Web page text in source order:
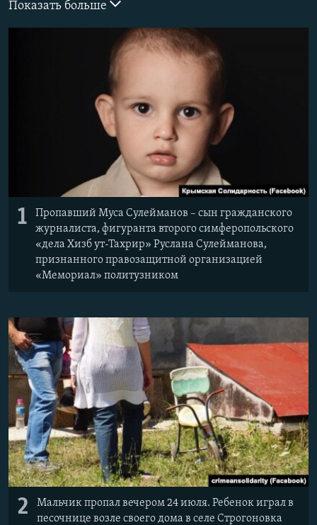
КРЫМ.НЕПОКОРЕННЫЙ
УКРАИНСКАЯ ПРОБЛЕМА КРЫМА
ПРИСОЕДИНЯЙТЕСЬ!
Все сайты RFE/RL
Показать больше
1
Пропавший Муса Сулейманов – сын гражданского
журналиста, фигуранта второго симферопольского
«дела Хизб ут-Тахрир» Руслана Сулейманова,
признанного правозащитной организацией
«Мемориал» политузником
2
Мальчик пропал вечером 24 июля. Ребенок играл в
песочнице возле своего дома в селе Строгоновка